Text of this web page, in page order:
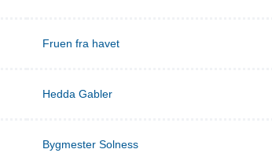
Fruen fra havet
Hedda Gabler
Bygmester Solness